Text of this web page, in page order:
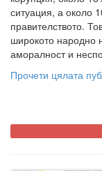
ситуация, а около
правителството.
широкото народно
аморалност и
Прочети цялата